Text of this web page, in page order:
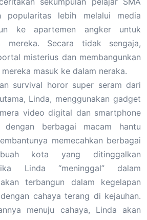
popularitas lebih melalui media
ke apartemen angker untuk
mereka. Secara tidak sengaja,
misterius dan membangunkan
masuk ke dalam neraka.
survival horor super seram dari
Linda, menggunakan gadget
video digital dan smartphone
dengan berbagai macam hantu
memecahkan berbagai
kota yang ditinggalkan
Linda “meninggal” dalam
terbangun dalam kegelapan
cahaya terang di kejauhan.
menuju cahaya, Linda akan